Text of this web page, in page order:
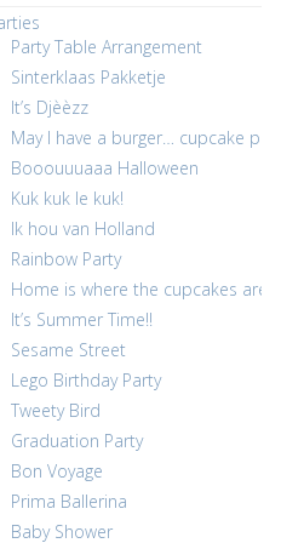
Party Table Arrangement
Sinterklaas Pakketje
It’s Djèèzz
May I have a burger… cupcake please ?
Booouuuaaa Halloween
Kuk kuk le kuk!
Ik hou van Holland
Rainbow Party
Home is where the cupcakes are!
It’s Summer Time!!
Sesame Street
Lego Birthday Party
Tweety Bird
Graduation Party
Bon Voyage
Prima Ballerina
Baby Shower